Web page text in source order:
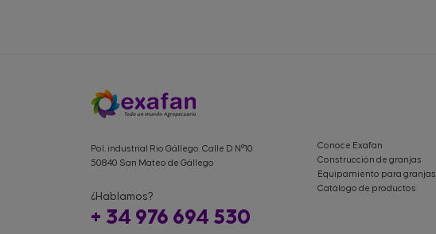
Pol. industrial Rio Gállego. Calle D Nº10
50840 San Mateo de Gállego
¿Hablamos?
+ 34 976 694 530
Conoce Exafan
Construcción de granjas
Equipamiento para granjas
Catálogo de productos